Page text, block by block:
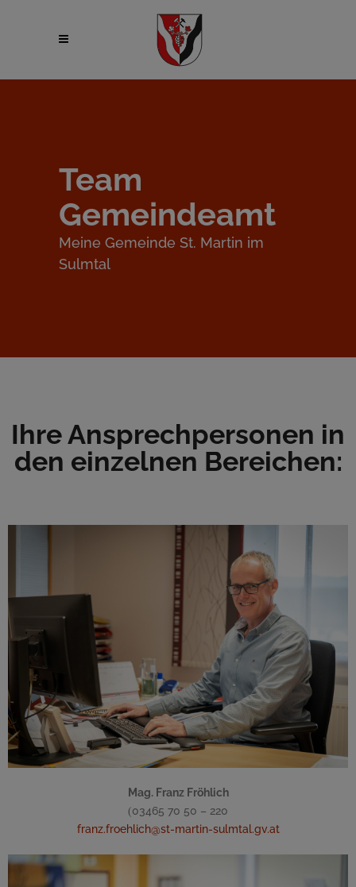
Team
Gemeindeamt
Meine Gemeinde St. Martin im
Sulmtal
Ihre Ansprechpersonen in
den einzelnen Bereichen:
Amtsleitung Stv. und Bauamtsleitung
Mag. Franz Fröhlich
(03465 70 50 – 220
franz.froehlich@st-martin-sulmtal.gv.at